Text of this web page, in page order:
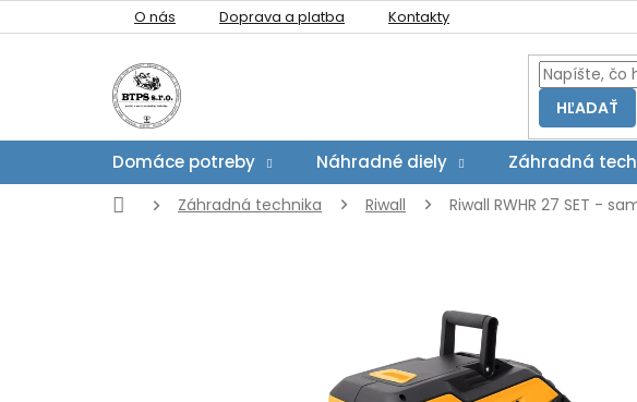
na
O nás Doprava a platba Kontakty
HĽADAŤ
Domáce potreby Náhradné diely Záhradná
DomovZáhradná technika Riwall Riwall RWHR 27 SET -